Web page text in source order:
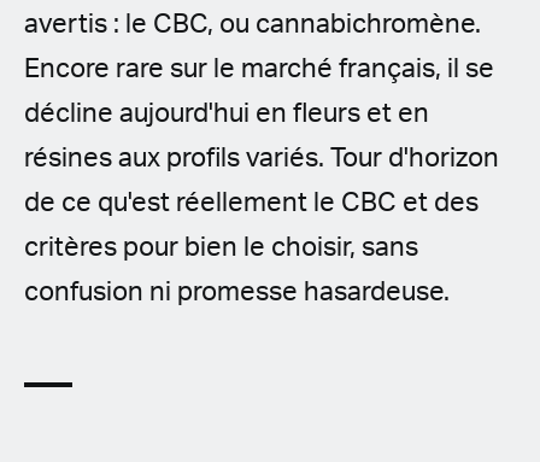
avertis : le CBC, ou cannabichromène.
Encore rare sur le marché français, il se
décline aujourd'hui en fleurs et en
résines aux profils variés. Tour d'horizon
de ce qu'est réellement le CBC et des
critères pour bien le choisir, sans
confusion ni promesse hasardeuse.